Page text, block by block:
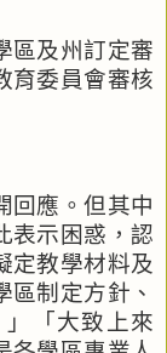
區及州訂定審
育委員會審核
回應。但其中
表示困惑，認
定教學材料及
區制定方針、
「大致上來